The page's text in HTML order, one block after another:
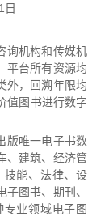
日
询机构和传媒机
平台所有资源均
外，回溯年限均
值图书进行数字
版唯一电子书数
、建筑、经济管
技能、法律、设
图书、期刊、
业领域电子图